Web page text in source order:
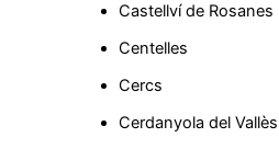
Castellví de Rosanes
Centelles
Cercs
Cerdanyola del Vallès